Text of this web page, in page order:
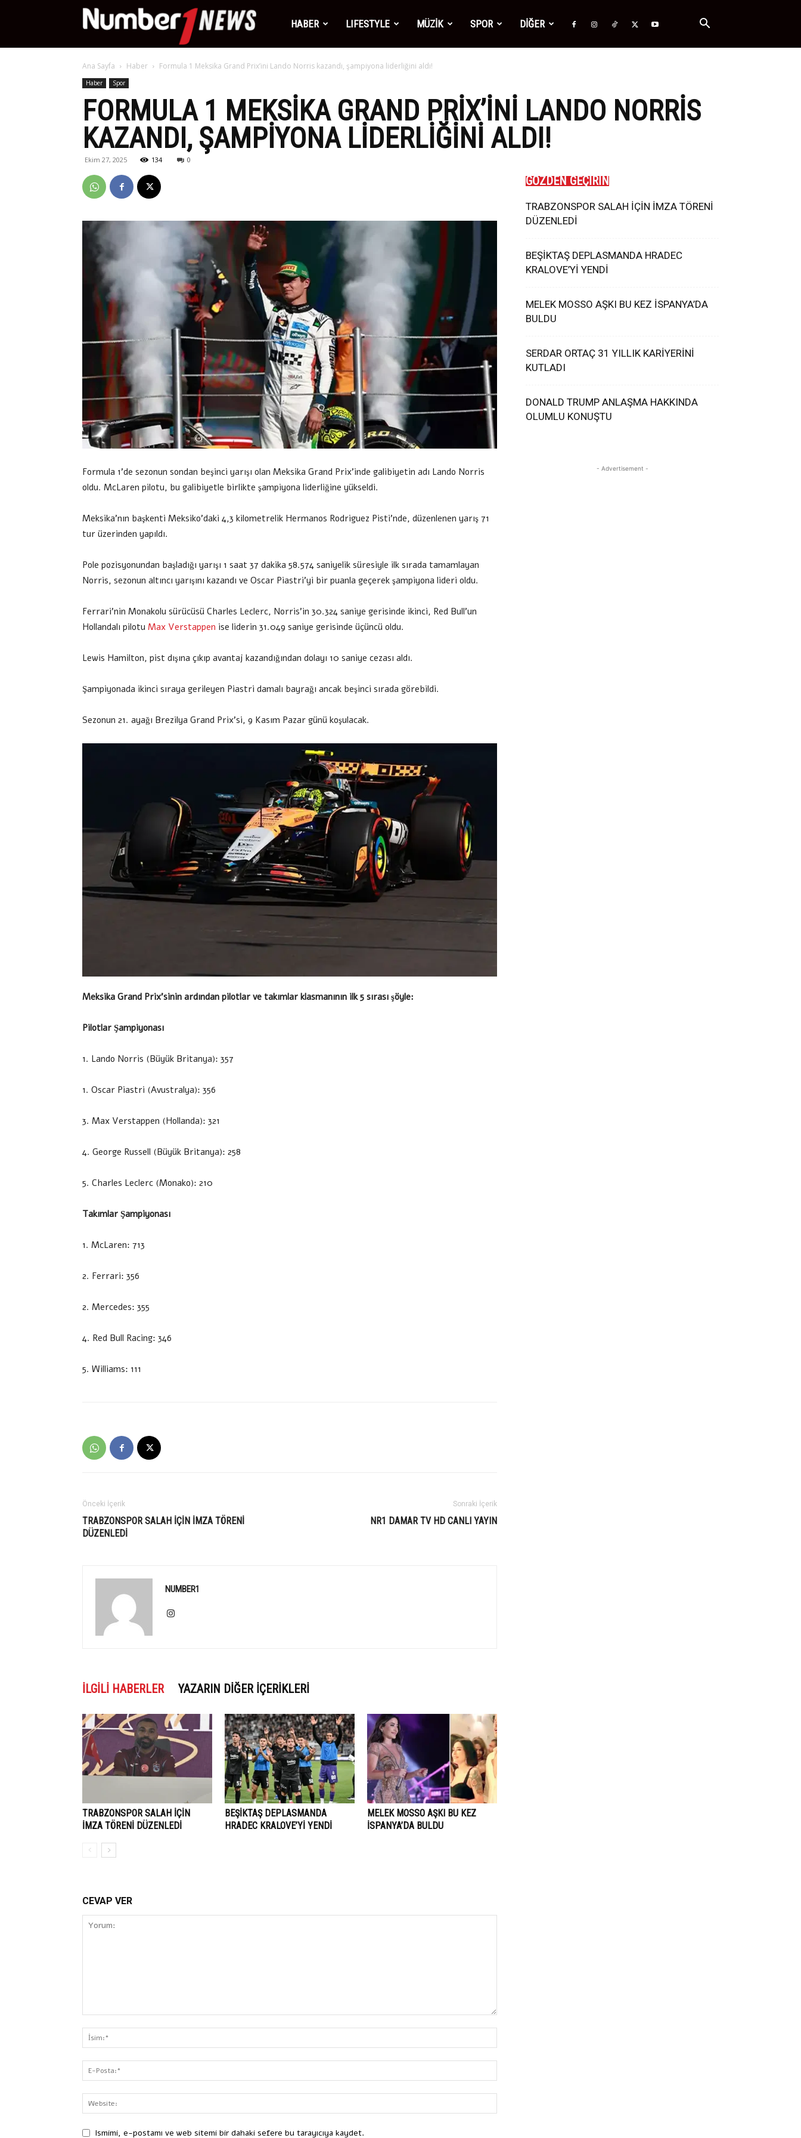
Number1
News
HABER LIFESTYLE MÜZİK SPOR DİĞER
Ana Sayfa Haber Formula 1 Meksika Grand Prix’ini Lando Norris kazandı, şampiyona liderliğini aldı!
Haber Spor
FORMULA 1 MEKSIKA GRAND PRIX’INI LANDO NORRIS
KAZANDI, ŞAMPIYONA LIDERLIĞINI ALDI!
Ekim 27, 2025 134 0
Formula 1’de sezonun sondan beşinci yarışı olan Meksika Grand Prix’inde galibiyetin adı Lando Norris
oldu. McLaren pilotu, bu galibiyetle birlikte şampiyona liderliğine yükseldi.
Meksika’nın başkenti Meksiko’daki 4,3 kilometrelik Hermanos Rodriguez Pisti’nde, düzenlenen yarış 71
tur üzerinden yapıldı.
Pole pozisyonundan başladığı yarışı 1 saat 37 dakika 58.574 saniyelik süresiyle ilk sırada tamamlayan
Norris, sezonun altıncı yarışını kazandı ve Oscar Piastri’yi bir puanla geçerek şampiyona lideri oldu.
Ferrari’nin Monakolu sürücüsü Charles Leclerc, Norris’in 30.324 saniye gerisinde ikinci, Red Bull’un
Hollandalı pilotu Max Verstappen ise liderin 31.049 saniye gerisinde üçüncü oldu.
Lewis Hamilton, pist dışına çıkıp avantaj kazandığından dolayı 10 saniye cezası aldı.
Şampiyonada ikinci sıraya gerileyen Piastri damalı bayrağı ancak beşinci sırada görebildi.
Sezonun 21. ayağı Brezilya Grand Prix’si, 9 Kasım Pazar günü koşulacak.
Meksika Grand Prix’sinin ardından pilotlar ve takımlar klasmanının ilk 5 sırası şöyle:
Pilotlar Şampiyonası
1. Lando Norris (Büyük Britanya): 357
1. Oscar Piastri (Avustralya): 356
3. Max Verstappen (Hollanda): 321
4. George Russell (Büyük Britanya): 258
5. Charles Leclerc (Monako): 210
Takımlar Şampiyonası
1. McLaren: 713
2. Ferrari: 356
2. Mercedes: 355
4. Red Bull Racing: 346
5. Williams: 111
Önceki İçerik
TRABZONSPOR SALAH İÇİN İMZA TÖRENİ
DÜZENLEDİ
Sonraki İçerik
NR1 DAMAR TV HD CANLI YAYIN
NUMBER1
İLGILI HABERLER YAZARIN DIĞER İÇERIKLERI
TRABZONSPOR SALAH İÇİN
İMZA TÖRENİ DÜZENLEDİ
BEŞİKTAŞ DEPLASMANDA
HRADEC KRALOVE’Yİ YENDİ
MELEK MOSSO AŞKI BU KEZ
İSPANYA’DA BULDU
CEVAP VER
Ismimi, e-postamı ve web sitemi bir dahaki sefere bu tarayıcıya kaydet.
GÖZDEN GEÇİRİN
TRABZONSPOR SALAH İÇİN İMZA TÖRENİ
DÜZENLEDİ
BEŞİKTAŞ DEPLASMANDA HRADEC
KRALOVE’Yİ YENDİ
MELEK MOSSO AŞKI BU KEZ İSPANYA’DA
BULDU
SERDAR ORTAÇ 31 YILLIK KARİYERİNİ
KUTLADI
DONALD TRUMP ANLAŞMA HAKKINDA
OLUMLU KONUŞTU
- Advertisement -